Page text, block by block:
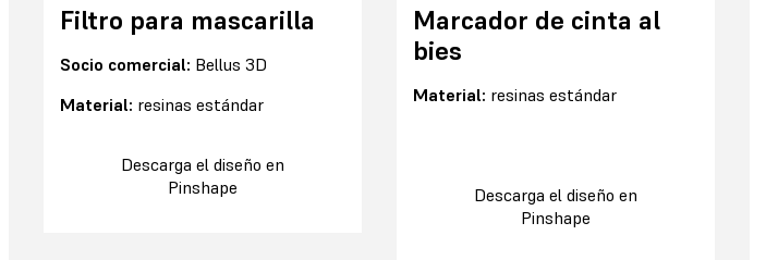
Filtro para mascarilla
Socio comercial: Bellus 3D
Material: resinas estándar
Descarga el diseño en
Pinshape
Marcador de cinta al
bies
Material: resinas estándar
Descarga el diseño en
Pinshape